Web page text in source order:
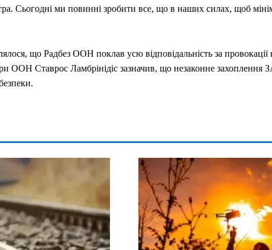
Меню
Київ
Світ
Сьогодні ми повинні зробити все, що в наших силах, щоб
що Радбез ООН поклав усю відповідальність за
ООН Ставрос Ламбрінідіс зазначив, що незаконне захоплення